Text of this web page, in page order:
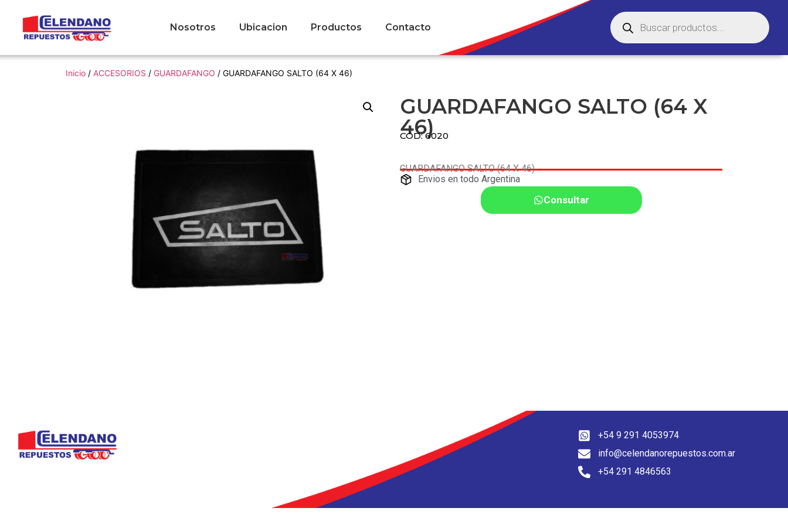
Nosotros Ubicacion Productos Contacto
Inicio / ACCESORIOS / GUARDAFANGO / GUARDAFANGO SALTO (64 X 46)
GUARDAFANGO SALTO (64 X
46)
COD: 6020
GUARDAFANGO SALTO (64 X 46)
Envios en todo Argentina
Consultar
+54 9 291 4053974
info@celendanorepuestos.com.ar
+54 291 4846563